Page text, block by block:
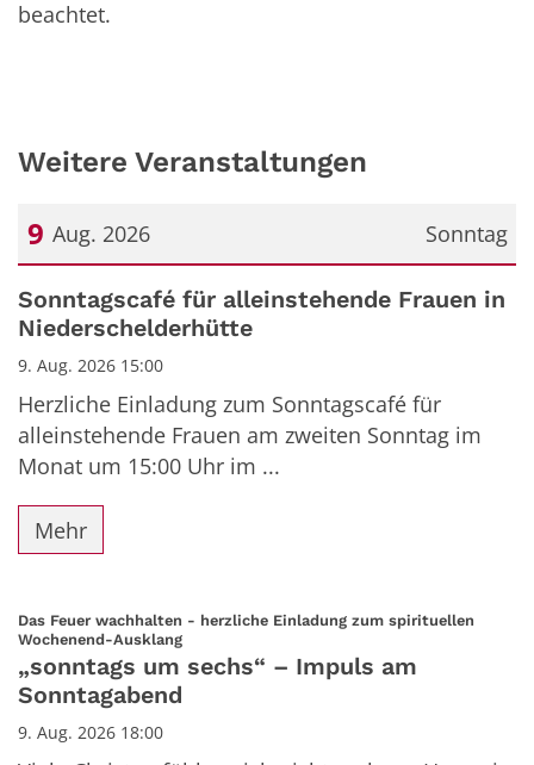
beachtet.
Weitere Veranstaltungen
Sonntag
9 Aug. 2026
Datum: 9. August 2026
Sonntagscafé für alleinstehende Frauen in
Niederschelderhütte
9. Aug. 2026 15:00
Herzliche Einladung zum Sonntagscafé für
alleinstehende Frauen am zweiten Sonntag im
Monat um 15:00 Uhr im ...
Mehr
Das Feuer wachhalten - herzliche Einladung zum spirituellen
Wochenend-Ausklang:
„sonntags um sechs“ – Impuls am
Sonntagabend
9. Aug. 2026 18:00